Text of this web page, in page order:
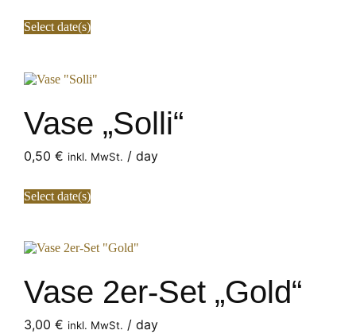
Select date(s)
Vase „Solli“
0,50€ inkl. MwSt. / day
Select date(s)
Vase 2er-Set „Gold“
3,00€ inkl. MwSt. / day